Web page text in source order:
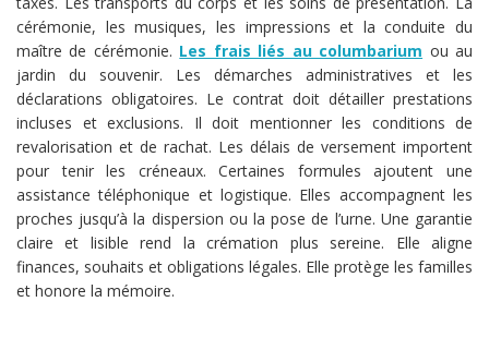
cérémonie, les musiques, les impressions et la conduite du
maître de cérémonie. Les frais liés au columbarium ou au
jardin du souvenir. Les démarches administratives et les
déclarations obligatoires. Le contrat doit détailler prestations
incluses et exclusions. Il doit mentionner les conditions de
revalorisation et de rachat. Les délais de versement importent
pour tenir les créneaux. Certaines formules ajoutent une
assistance téléphonique et logistique. Elles accompagnent les
proches jusqu’à la dispersion ou la pose de l’urne. Une garantie
claire et lisible rend la crémation plus sereine. Elle aligne
finances, souhaits et obligations légales. Elle protège les familles
et honore la mémoire.